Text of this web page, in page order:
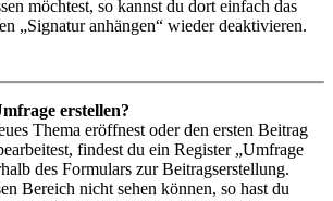
möchtest, so kannst du dort einfach das
„Signatur anhängen“ wieder deaktivieren.
erstellen?
Thema eröffnest oder den ersten Beitrag
findest du ein Register „Umfrage
des Formulars zur Beitragserstellung.
Bereich nicht sehen können, so hast du